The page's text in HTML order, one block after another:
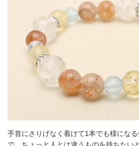
手首にさりげなく着けて1本でも様にな
で、ちょっと人とは違うものを持ちたい